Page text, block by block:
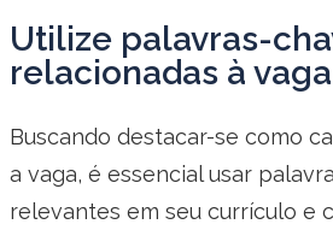
Utilize palavras-
relacionadas à vaga
Buscando destacar-se como
a vaga, é essencial usar
relevantes em seu currículo e